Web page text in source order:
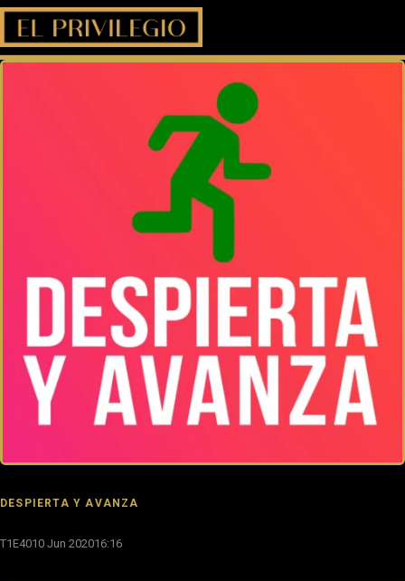
DESPIERTA Y AVANZA
T1E4010 Jun 202016:16